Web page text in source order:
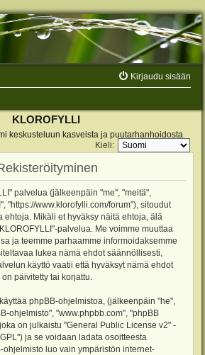
Kirjaudu sisään
KLOROFYLLI
keskusteluun kasveista ja puutarhanhoidosta
Kieli:
palvelua (jälkeenpäin "me", "meitä",
"https://www.klorofylli.com/forum"), sitoudut
ehtoja. Mikäli et hyväksy näitä ehtoja, älä
palvelua. Me voimme muuttaa
ja teemme parhaamme informoidaksemme
lukea nämä ehdot säännöllisesti,
käyttö vaatii että hyväksyt nämä ehdot
päivitetty tai korjattu.
phpBB-ohjelmistoa, (jälkeenpäin "he",
ohjelmisto", "www.phpbb.com", "phpBB
on julkaistu "General Public License v2" -
ja se voidaan ladata osoitteesta
ohjelmisto luo vain ympäristön internet-